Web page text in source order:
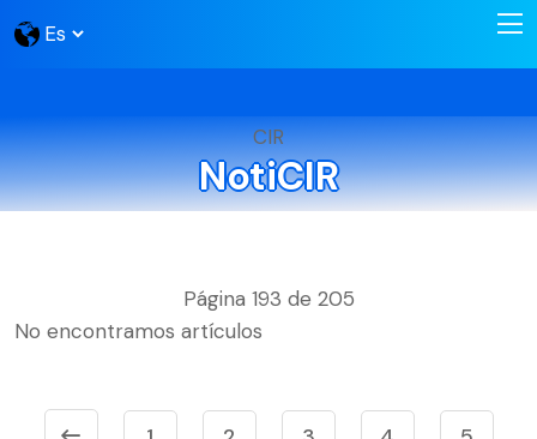
CIR
NotiCIR
Página 193 de 205
No encontramos artículos